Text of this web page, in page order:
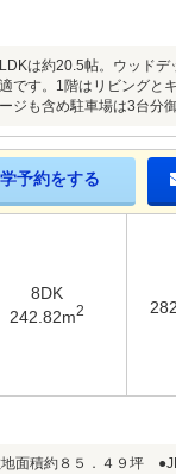
は約20.5帖。ウッドデ
です。1階はリビングと
ジも含め駐車場は3台分御
予約をする
8DK
242.82m2
面積約８５．４９坪